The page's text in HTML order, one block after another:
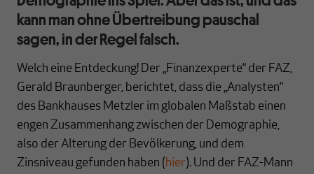
kann man ohne Übertreibung pauschal
sagen, in der Regel falsch.
Welch eine Entdeckung! Der „Finanzexperte“ der FAZ,
Gerald Braunberger, berichtet, dass die „Analysten“
des Bankhauses Metzler im globalen Maßstab einen
engen Zusammenhang zwischen der Demographie,
also der Alterung der Bevölkerung, und dem
Zinsniveau gefunden haben (hier). Und der FAZ-Mann